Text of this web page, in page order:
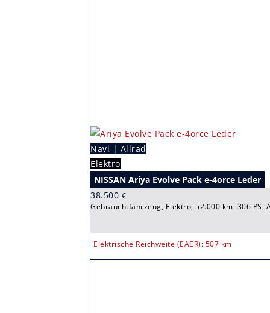
Navi | Allrad
Elektro
NISSAN Ariya Evolve Pack e-4orce Leder
38.500 €
Gebrauchtfahrzeug, Elektro, 52.000 km, 306 PS,
Elektrische Reichweite (EAER): 507 km